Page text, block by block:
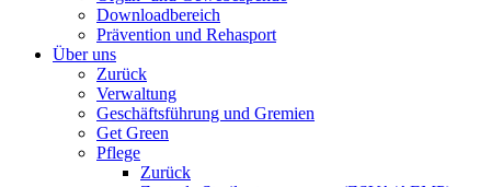
Downloadbereich
Prävention und Rehasport
Über uns
Zurück
Verwaltung
Geschäftsführung und Gremien
Get Green
Pflege
Zurück